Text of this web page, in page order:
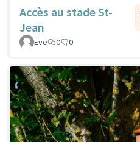
Accès au stade St-
Jean
Eve
0 0